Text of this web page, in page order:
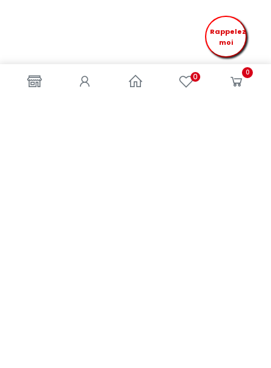
0 0
Rappelez
moi